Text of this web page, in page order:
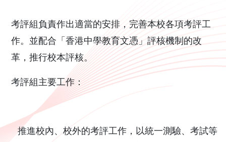
考評組負責作出適當的安排，完善本校各項考評工
作。並配合「香港中學教育文憑」評核機制的改
革，推行校本評核。
考評組主要工作：
推進校內、校外的考評工作，以統一測驗、考試等